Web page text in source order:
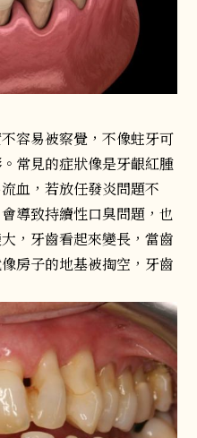
容易被察覺，不像蛀牙可
常見的症狀像是牙齦紅腫
血，若放任發炎問題不
導致持續性口臭問題，也
，牙齒看起來變長，當齒
房子的地基被掏空，牙齒